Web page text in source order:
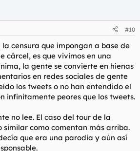
#10
la censura que impongan a base de
cárcel, es que vivimos en una
la gente se convierte en hienas
en redes sociales de gente
los tweets o no han entendido el
infinitamente peores que los tweets.
no lee. El caso del tour de la
similar como comentan más arriba.
que era una parodia y aún así